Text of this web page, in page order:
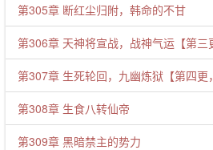
第305章 断红尘归附，韩命的不甘
第306章 天神将宣战，战神气运【第三
第307章 生死轮回，九幽炼狱【第四更
第308章 生食八转仙帝
第309章 黑暗禁主的势力